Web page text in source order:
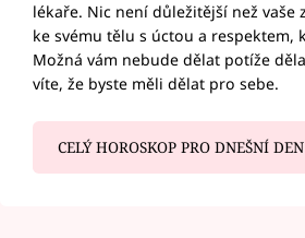
lékaře. Nic není důležitější než vaše
ke svému tělu s úctou a respektem,
Možná vám nebude dělat potíže
víte, že byste měli dělat pro sebe.
CELÝ HOROSKOP PRO DNEŠNÍ DEN